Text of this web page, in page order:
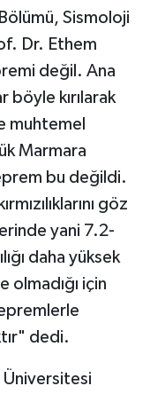
Sismoloji
Dr. Ethem
değil. Ana
böyle kırılarak
muhtemel
Marmara
bu değildi.
göz
yani 7.2-
daha yüksek
olmadığı için
dedi.
Üniversitesi